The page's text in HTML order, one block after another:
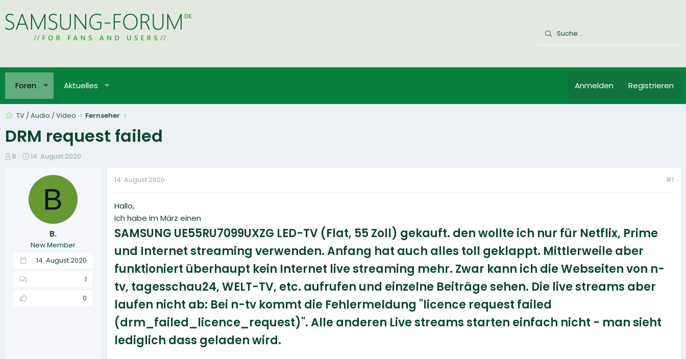
Foren Aktuelles Anmelden Registrieren
TV / Audio / Video Fernseher
DRM request failed
E
B.
E
t
l
m
14. August 2020
B
B.
New Member
14. August 2020
1
0
14. August 2020 #1
Hallo,
Ich habe im März einen
SAMSUNG UE55RU7099UXZG LED-TV (Flat, 55 Zoll) gekauft. den wollte ich nur für Netflix, Prime
und Internet streaming verwenden. Anfang hat auch alles toll geklappt. Mittlerweile aber
funktioniert überhaupt kein Internet live streaming mehr. Zwar kann ich die Webseiten von n-
tv, tagesschau24, WELT-TV, etc. aufrufen und einzelne Beiträge sehen. Die live streams aber
laufen nicht ab: Bei n-tv kommt die Fehlermeldung "licence request failed
(drm_failed_licence_request)". Alle anderen Live streams starten einfach nicht - man sieht
lediglich dass geladen wird.